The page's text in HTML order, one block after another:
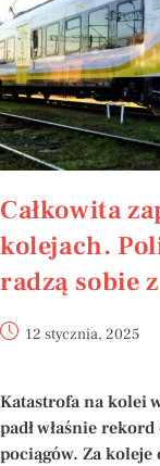
Całkowita
kolejach.
radzą sobie
12 stycznia, 2025
Katastrofa na kolei
padł właśnie
pociągów. Za